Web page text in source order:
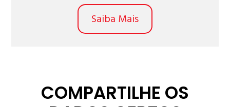
Saiba Mais
COMPARTILHE OS